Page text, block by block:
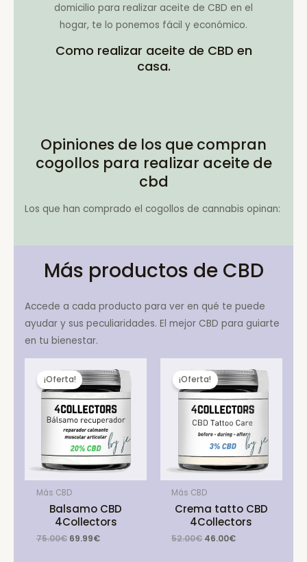
domicilio para realizar aceite de CBD en el
hogar, te lo ponemos fácil y económico.
Como realizar aceite de CBD en
casa.
Opiniones de los que compran
cogollos para realizar aceite de
cbd
Los que han comprado el cogollos de cannabis opinan:
Más productos de CBD
Accede a cada producto para ver en qué te puede
ayudar y sus peculiaridades. El mejor CBD para guiarte
en tu bienestar.
¡Oferta!
Más CBD
Balsamo CBD
4Collectors
75.00€ Original
69.99€Current
¡Oferta!
Más CBD
Crema tatto CBD
4Collectors
52.00€ Original
46.00€Current